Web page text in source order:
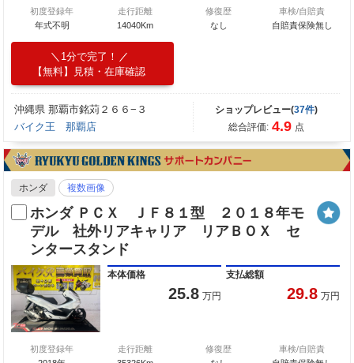
初度登録年
年式不明
走行距離
14040Km
修復歴
なし
車検/自賠責
自賠責保険無し
1分で完了！
【無料】見積・在庫確認
沖縄県 那覇市銘苅２６６−３
バイク王 那覇店
ショップレビュー(37件)
総合評価: 4.9 点
ホンダ 複数画像
ホンダ ＰＣＸ ＪＦ８１型 ２０１８年モ
デル 社外リアキャリア リアＢＯＸ セ
ンタースタンド
本体価格
25.8 万円
支払総額
29.8 万円
初度登録年
走行距離
修復歴
車検/自賠責